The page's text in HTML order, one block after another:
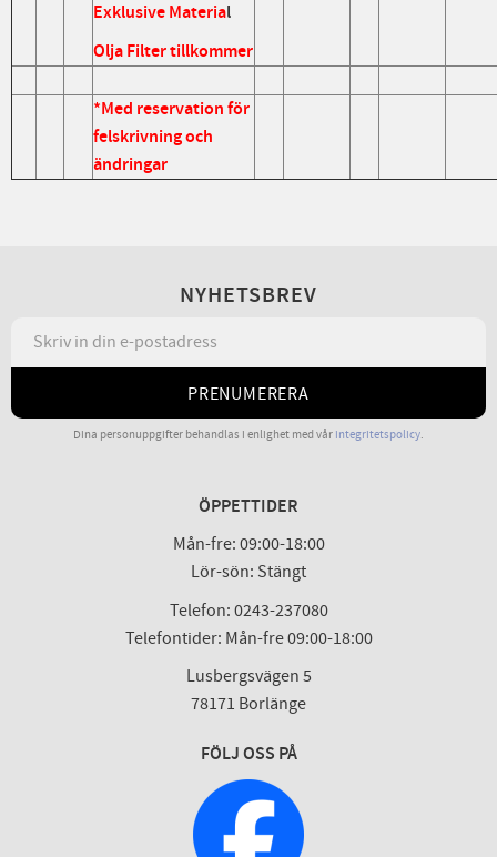
Exklusive Material
Olja Filter tillkommer
*Med reservation för
felskrivning och
ändringar
NYHETSBREV
PRENUMERERA
Dina personuppgifter behandlas i enlighet med vår integritetspolicy.
ÖPPETTIDER
Mån-fre: 09:00-18:00
Lör-sön: Stängt
Telefon: 0243-237080
Telefontider: Mån-fre 09:00-18:00
Lusbergsvägen 5
78171 Borlänge
FÖLJ OSS PÅ